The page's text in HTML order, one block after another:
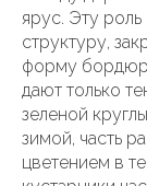
ярус. Эту роль
структуру,
форму
дают только
зеленой
зимой, часть
цветением в